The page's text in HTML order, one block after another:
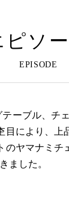
ピソ
ーブル、チ
により、
ヤマナミ
ました。